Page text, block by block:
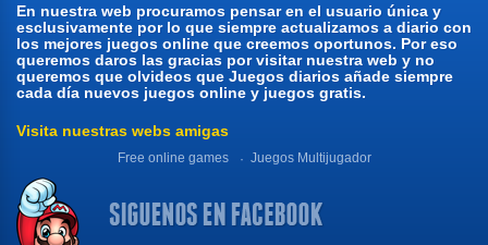
En nuestra web procuramos pensar en el usuario única y
esclusivamente por lo que siempre actualizamos a diario con
los mejores juegos online que creemos oportunos. Por eso
queremos daros las gracias por visitar nuestra web y no
queremos que olvideos que Juegos diarios añade siempre
cada día nuevos juegos online y juegos gratis.
Visita nuestras webs amigas
Free online games Juegos Multijugador